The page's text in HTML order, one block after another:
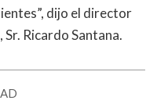
dijo el director
Ricardo Santana.